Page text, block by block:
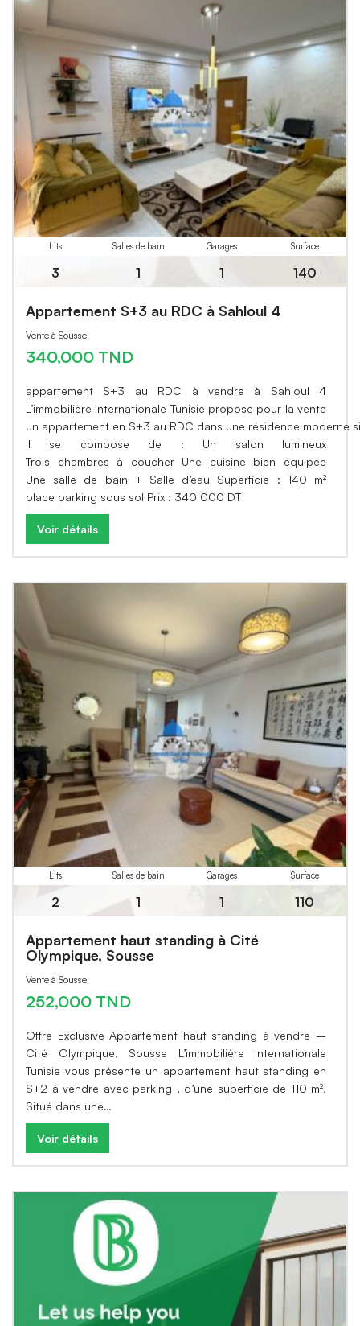
Lits
3
Salles de bain
1
Garages
1
Surface
140
Appartement S+3 au RDC à Sahloul 4
Vente à Sousse
340,000 TND
appartement S+3 au RDC à vendre à Sahloul 4
L’immobilière internationale Tunisie propose pour la vente
un appartement en S+3 au RDC dans une résidence moderne
Il se compose de : Un salon lumineux
Trois chambres à coucher Une cuisine bien équipée
Une salle de bain + Salle d’eau Superficie : 140 m²
place parking sous sol Prix : 340 000 DT
Voir détails
Lits
2
Salles de bain
1
Garages
1
Surface
110
Appartement haut standing à Cité
Olympique, Sousse
Vente à Sousse
252,000 TND
Offre Exclusive Appartement haut standing à vendre –
Cité Olympique, Sousse L’immobilière internationale
Tunisie vous présente un appartement haut standing en
S+2 à vendre avec parking , d’une superficie de 110 m²,
Situé dans une…
Voir détails